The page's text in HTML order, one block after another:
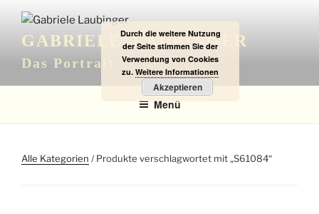
Inhalt
springenGABRIELE LAUBINGER
Das Portrait
Menü
Alle Kategorien / Produkte verschlagwortet mit „S61084“
Durch die weitere Nutzung
der Seite stimmen Sie der
Verwendung von Cookies
zu. Weitere Informationen
Akzeptieren